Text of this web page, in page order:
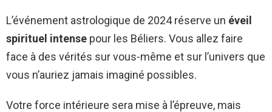
L’événement astrologique de 2024 réserve un éveil
spirituel intense pour les Béliers. Vous allez faire
face à des vérités sur vous-même et sur l’univers que
vous n’auriez jamais imaginé possibles.
Votre force intérieure sera mise à l’épreuve, mais